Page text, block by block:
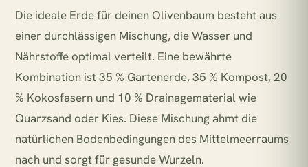
Die ideale Erde für deinen Olivenbaum besteht aus
einer durchlässigen Mischung, die Wasser und
Nährstoffe optimal verteilt. Eine bewährte
Kombination ist 35 % Gartenerde, 35 % Kompost, 20
% Kokosfasern und 10 % Drainagematerial wie
Quarzsand oder Kies. Diese Mischung ahmt die
natürlichen Bodenbedingungen des Mittelmeerraums
nach und sorgt für gesunde Wurzeln.